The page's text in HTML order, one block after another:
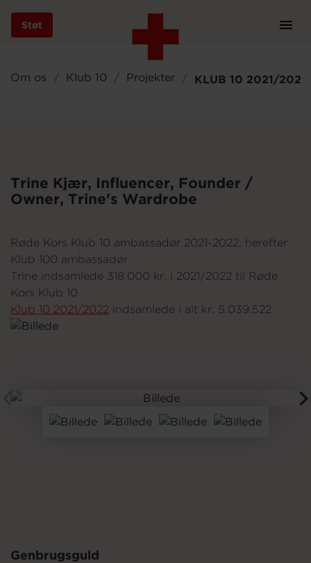
hovedindhold
Støt
Bliv frivillig
Vores indsatser
Genbrug
Om os Klub 10 Projekter KLUB 10 2021/
Trine Kjær, Influencer, Founder /
Owner, Trine's Wardrobe
Røde Kors Klub 10 ambassadør 2021-2022, herefter
Klub 100 ambassadør
Trine indsamlede 318.000 kr. i 2021/2022 til Røde
Kors Klub 10
Klub 10 2021/2022 indsamlede i alt kr. 5.039.522
Genbrugsguld